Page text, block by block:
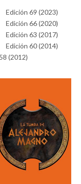
Edición 69 (2023)
Edición 66 (2020)
Edición 63 (2017)
Edición 60 (2014)
(2012)